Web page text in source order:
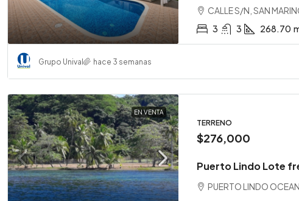
CALLE S/N, SAN
3
3 268.70
Grupo Unival hace 3 semanas
EN VENTA
TERRENO
$276,000
Puerto Lindo Lote
PUERTO LINDO